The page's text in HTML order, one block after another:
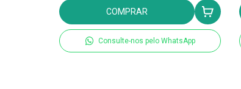
COMPRAR
Consulte-nos pelo WhatsApp